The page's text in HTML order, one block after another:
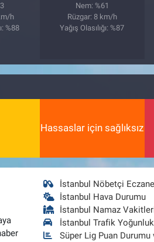
h
%88
Nem: %61
Rüzgar: 8 km/h
Yağış Olasılığı: %87
Hassaslar için sağlıksız
İstanbul Nöbetçi
İstanbul Hava Durumu
İstanbul Namaz
İstanbul Trafik
Süper Lig Puan Durumu